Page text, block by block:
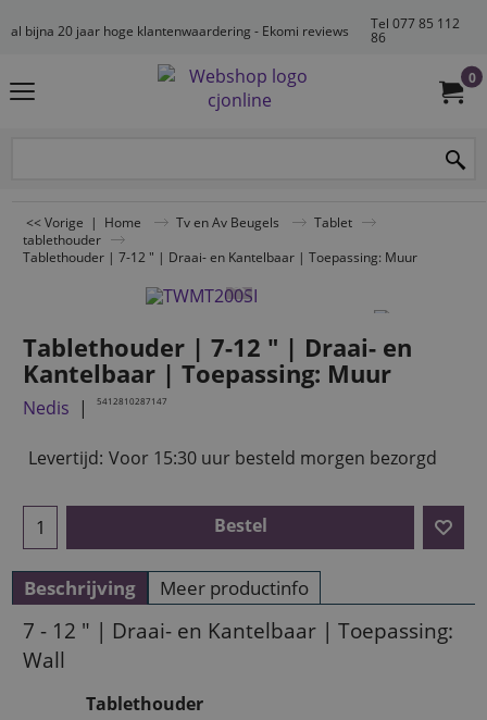
al bijna 20 jaar hoge klantenwaardering - Ekomi reviews
Tel 077 85 112
86
0
<< Vorige | Home Tv en Av Beugels
Tablet
tablethouder
Tablethouder | 7-12 " | Draai- en Kantelbaar | Toepassing: Muur
Tablethouder | 7-12 " | Draai- en
Kantelbaar | Toepassing: Muur
Nedis 5412810287147
Levertijd: Voor 15:30 uur besteld morgen bezorgd
Bestel
Beschrijving Meer productinfo
7 - 12 " | Draai- en Kantelbaar | Toepassing:
Wall
Tablethouder